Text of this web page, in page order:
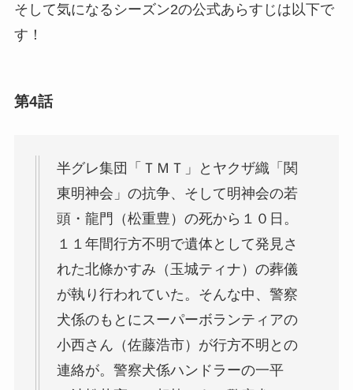
そして気になるシーズン2の公式あらすじは以下で
す！
第4話
半グレ集団「ＴＭＴ」とヤクザ織「関
東明神会」の抗争、そして明神会の若
頭・龍門（松重豊）の死から１０日。
１１年間行方不明で遺体として発見さ
れた北條かすみ（玉城ティナ）の葬儀
が執り行われていた。そんな中、警察
犬係のもとにスーパーボランティアの
小西さん（佐藤浩市）が行方不明との
連絡が。警察犬係ハンドラーの一平